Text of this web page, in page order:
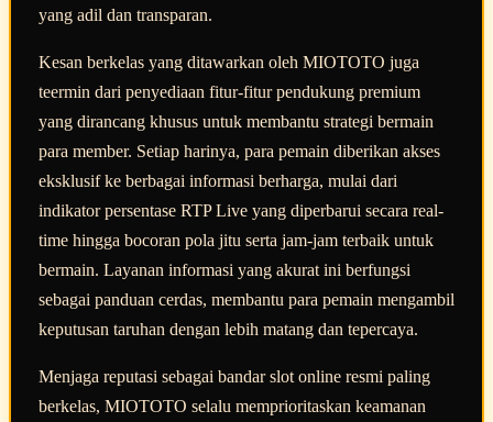
yang adil dan transparan.
Kesan berkelas yang ditawarkan oleh MIOTOTO juga
teermin dari penyediaan fitur-fitur pendukung premium
yang dirancang khusus untuk membantu strategi bermain
para member. Setiap harinya, para pemain diberikan akses
eksklusif ke berbagai informasi berharga, mulai dari
indikator persentase RTP Live yang diperbarui secara real-
time hingga bocoran pola jitu serta jam-jam terbaik untuk
bermain. Layanan informasi yang akurat ini berfungsi
sebagai panduan cerdas, membantu para pemain mengambil
keputusan taruhan dengan lebih matang dan tepercaya.
Menjaga reputasi sebagai bandar slot online resmi paling
berkelas, MIOTOTO selalu memprioritaskan keamanan